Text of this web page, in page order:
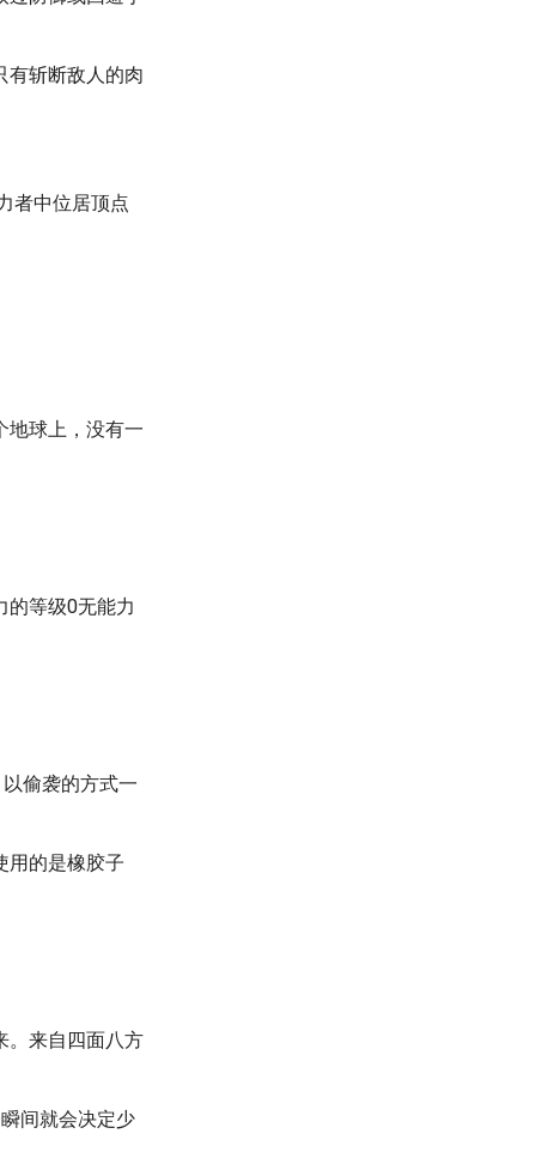
有斩断敌人的肉
者中位居顶点
地球上，没有一
的等级0无能力
偷袭的方式一
用的是橡胶子
。来自四面八方
间就会决定少